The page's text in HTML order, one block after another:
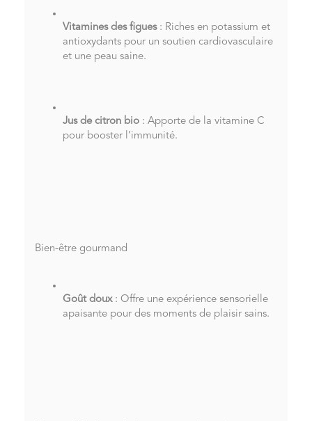
Vitamines des figues: Riches en potassium et
antioxydants pour un soutien cardiovasculaire
et une peau saine.
Jus de citron bio : Apporte de la vitamine C
pour booster l’immunité.
Bien-être gourmand
Goût doux: Offre une expérience sensorielle
apaisante pour des moments de plaisir sains.